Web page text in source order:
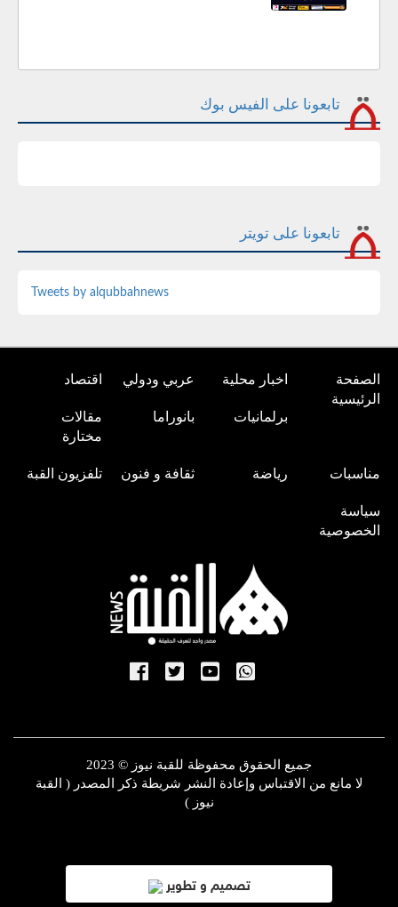
تابعونا على الفيس بوك
تابعونا على تويتر
Tweets by alqubbahnews
الصفحة
الرئيسية
اخبار محلية عربي ودولي اقتصاد
برلمانيات بانوراما
مقالات
مختارة
مناسبات رياضة ثقافة و فنون تلفزيون القبة
سياسة
الخصوصية
جميع الحقوق محفوظة للقبة نيوز © 2023
لا مانع من الاقتباس وإعادة النشر شريطة ذكر المصدر ( القبة
نيوز )
تصميم و تطوير